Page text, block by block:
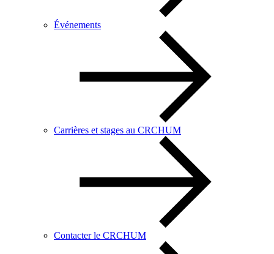
Événements
Carrières et stages au CRCHUM
Contacter le CRCHUM